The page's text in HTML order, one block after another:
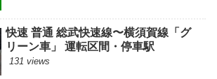
快速 普通 総武快速線〜横須賀線「グ
リーン車」 運転区間・停車駅
131 views